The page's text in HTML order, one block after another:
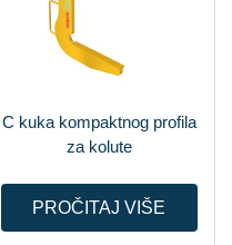
C kuka kompaktnog profila
za kolute
PROČITAJ VIŠE